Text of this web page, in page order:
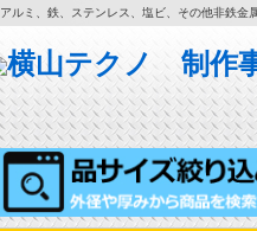
アルミ、鉄、ステンレス、塩ビ、その他非鉄金